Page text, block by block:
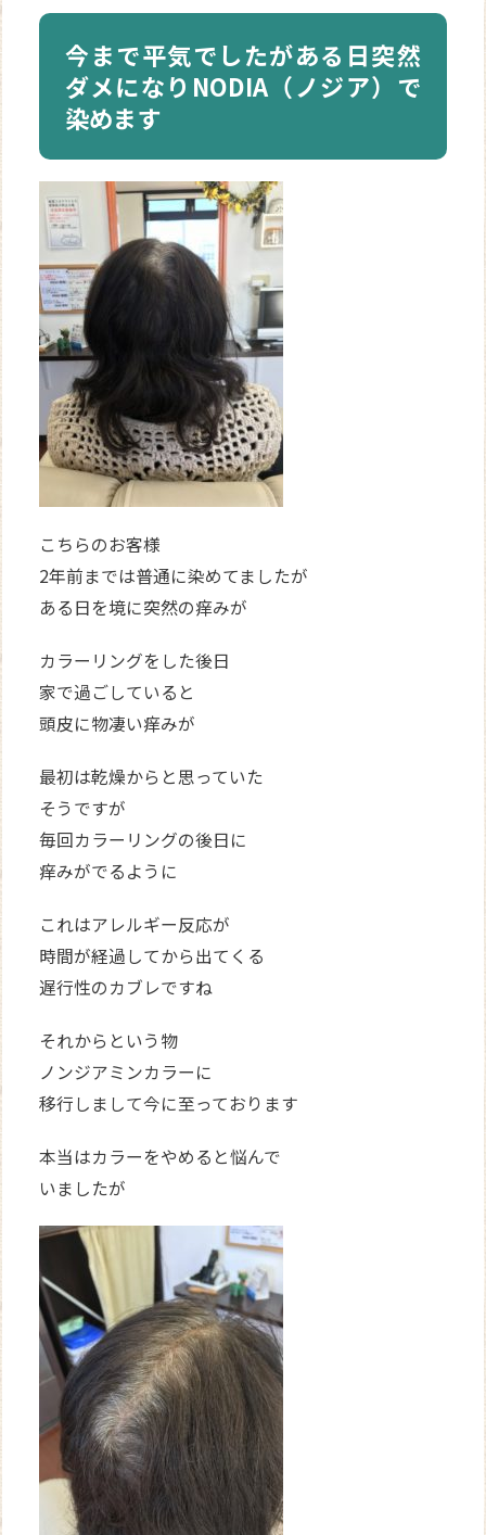
今まで平気でしたがある日突然
ダメになりNODIA（ノジア）で
染めます
こちらのお客様
2年前までは普通に染めてましたが
ある日を境に突然の痒みが
カラーリングをした後日
家で過ごしていると
頭皮に物凄い痒みが
最初は乾燥からと思っていた
そうですが
毎回カラーリングの後日に
痒みがでるように
これはアレルギー反応が
時間が経過してから出てくる
遅行性のカブレですね
それからという物
ノンジアミンカラーに
移行しまして今に至っております
本当はカラーをやめると悩んで
いましたが